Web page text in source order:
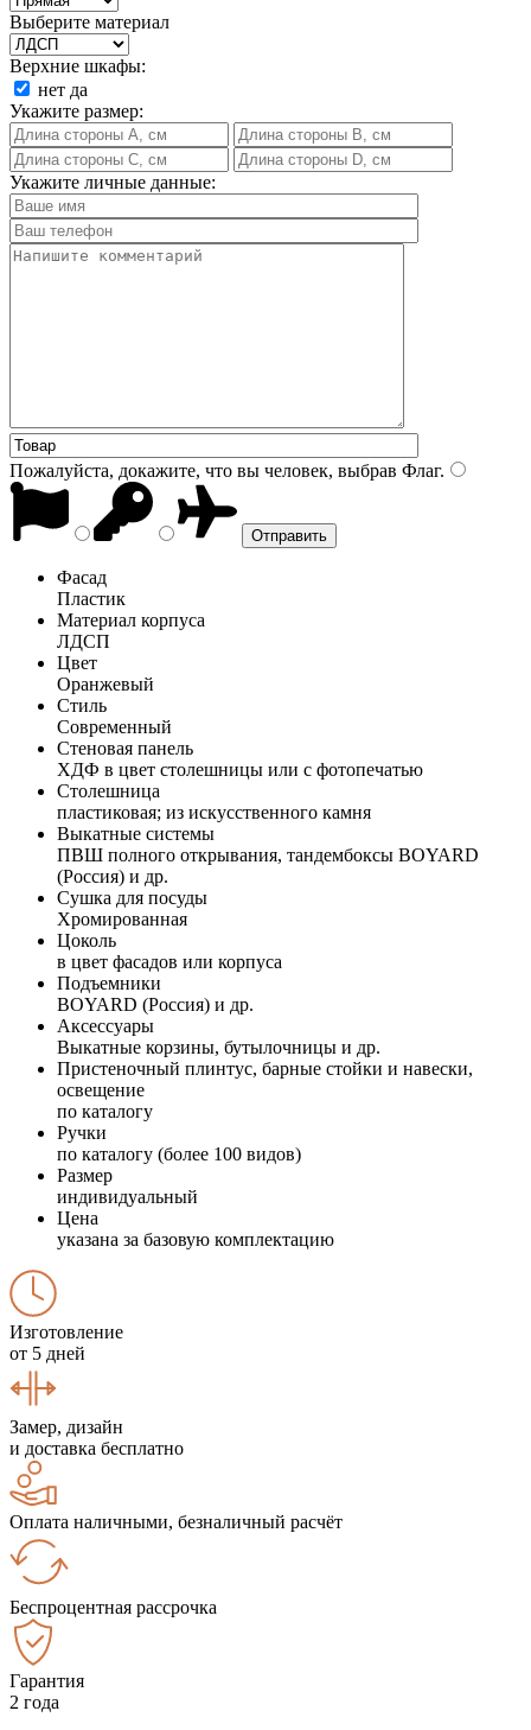
Выберите материал
Верхние шкафы:
нет да
Укажите размер:
Укажите личные данные:
Пожалуйста, докажите, что вы человек, выбрав Флаг.
Фасад
Пластик
Материал корпуса
ЛДСП
Цвет
Оранжевый
Стиль
Современный
Стеновая панель
ХДФ в цвет столешницы или с фотопечатью
Столешница
пластиковая; из искусственного камня
Выкатные системы
ПВШ полного открывания, тандембоксы BOYARD
(Россия) и др.
Сушка для посуды
Хромированная
Цоколь
в цвет фасадов или корпуса
Подъемники
BOYARD (Россия) и др.
Аксессуары
Выкатные корзины, бутылочницы и др.
Пристеночный плинтус, барные стойки и навески,
освещение
по каталогу
Ручки
по каталогу (более 100 видов)
Размер
индивидуальный
Цена
указана за базовую комплектацию
Изготовление
от 5 дней
Замер, дизайн
и доставка бесплатно
Оплата наличными, безналичный расчёт
Беспроцентная рассрочка
Гарантия
2 года